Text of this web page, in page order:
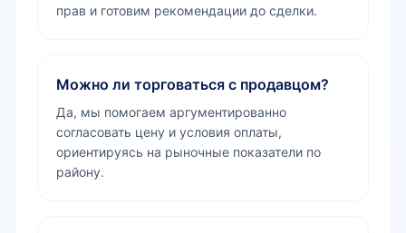
прав и готовим рекомендации до сделки.
Можно ли торговаться с продавцом?
Да, мы помогаем аргументированно
согласовать цену и условия оплаты,
ориентируясь на рыночные показатели по
району.